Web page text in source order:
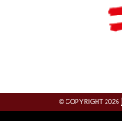
© COPYRIGHT 2026